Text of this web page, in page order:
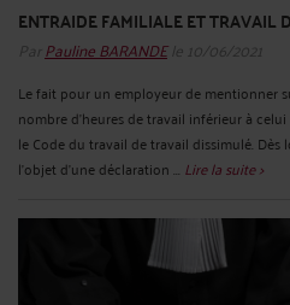
ENTRAIDE FAMILIALE ET TRAVAIL
Par Pauline BARANDEle 10/06/2021
Le fait pour un employeur de mentionner
nombre d’heures de travail inférieur à
le Code du travail de travail dissimulé.
l’objet d’une déclaration ... Lire la suite >